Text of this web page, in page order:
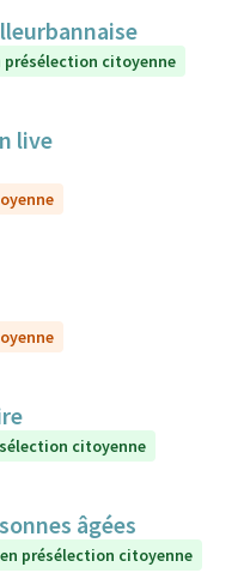
présélection citoyenne
live
citoyenne
âgées
présélection citoyenne